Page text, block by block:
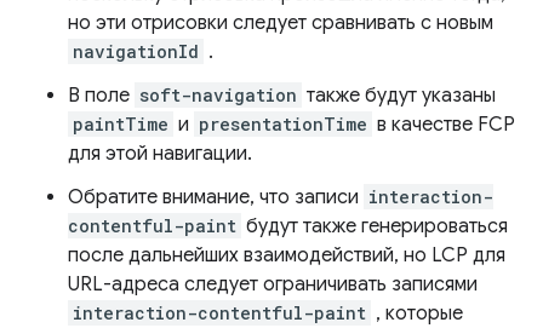
но эти отрисовки следует сравнивать с новым
navigationId .
В поле soft-navigation также будут указаны
paintTime и presentationTime в качестве FCP
для этой навигации.
Обратите внимание, что записи interaction-
contentful-paint будут также генерироваться
после дальнейших взаимодействий, но LCP для
URL-адреса следует ограничивать записями
interaction-contentful-paint , которые